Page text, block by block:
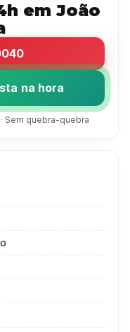
em João
na hora
Sem quebra-quebra